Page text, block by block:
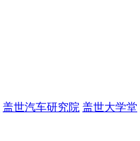
盖世汽车研究院 盖世大学堂